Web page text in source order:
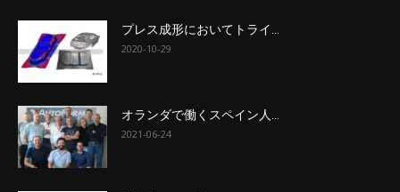
プレス成形においてトライ...
2020-10-29
オランダで働くスペイン人...
2021-06-24